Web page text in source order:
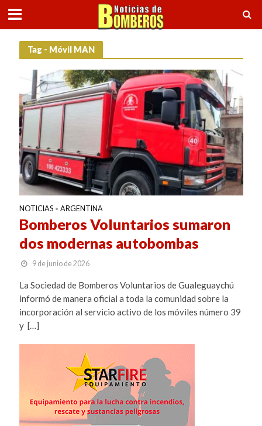
Tag - Móvil MAN
NOTICIAS • ARGENTINA
Bomberos Voluntarios sumaron
dos modernas autobombas
9 de junio de 2026
La Sociedad de Bomberos Voluntarios de Gualeguaychú
informó de manera oficial a toda la comunidad sobre la
incorporación al servicio activo de los móviles número 39
y […]